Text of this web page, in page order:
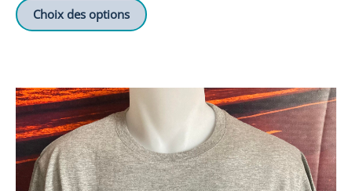
39,00 €
à
Choix des options